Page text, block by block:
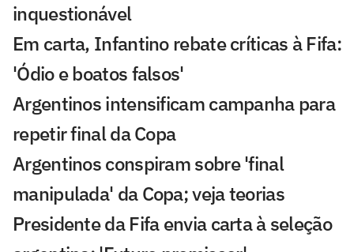
inquestionável
Em carta, Infantino rebate críticas à Fifa:
'Ódio e boatos falsos'
Argentinos intensificam campanha para
repetir final da Copa
Argentinos conspiram sobre 'final
manipulada' da Copa; veja teorias
Presidente da Fifa envia carta à seleção